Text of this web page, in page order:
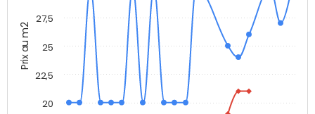
Prix au m2
20
22,5
25
27,5